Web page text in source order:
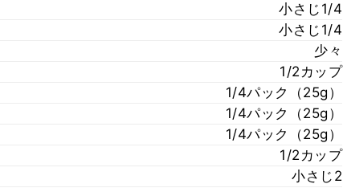
小さじ1/4
小さじ1/4
少々
1/2カップ
1/4パック（25g）
1/4パック（25g）
1/4パック（25g）
1/2カップ
小さじ2